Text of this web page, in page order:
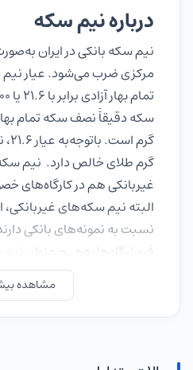
درباره نیم سکه
نیم سکه بانکی در ایران
مرکزی ضرب می‌شود. عیار
گرم طلای خالص دارد. نیم
غیربانکی هم در
البته نیم سکه‌های غیربانکی،
نسبت به نمونه‌های بانکی
فروشگاه‌ها به‌هیچ عنوان نیم
مشتریان نمی‌خرند. به‌همین
توصیه می‌کنند که نیم سکه
بانک
روانه بازار کرد. بنابراین به
مشاهده